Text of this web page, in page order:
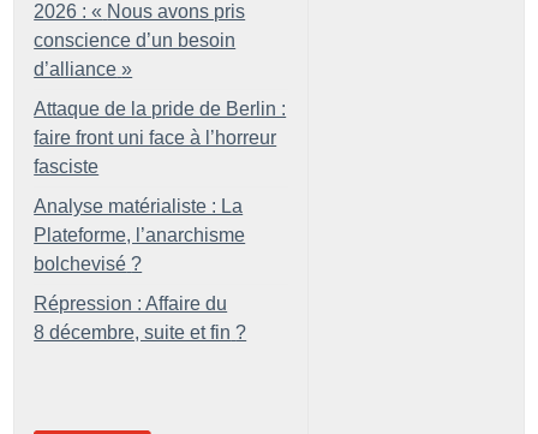
2026 : « Nous avons pris
conscience d’un besoin
d’alliance »
Attaque de la pride de Berlin :
faire front uni face à l’horreur
fasciste
Analyse matérialiste : La
Plateforme, l’anarchisme
bolchevisé ?
Répression : Affaire du
8 décembre, suite et fin ?